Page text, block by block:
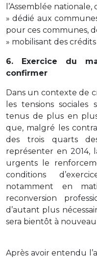
l’Assemblée
» dédié aux
pour ces communes,
» mobilisant des
6. Exercice du
confirmer
Dans un contexte de
les tensions sociales
tenus de plus en
que, malgré les
des trois quarts
représenter en
urgents le
conditions
notamment en
reconversion
d’autant plus
sera bientôt à
Après avoir entendu